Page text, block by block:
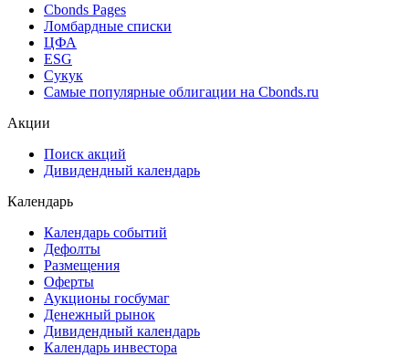
Cbonds Pages
Ломбардные списки
ЦФА
ESG
Сукук
Самые популярные облигации на Cbonds.ru
Акции
Поиск акций
Дивидендный календарь
Календарь
Календарь событий
Дефолты
Размещения
Оферты
Аукционы госбумаг
Денежный рынок
Дивидендный календарь
Календарь инвестора